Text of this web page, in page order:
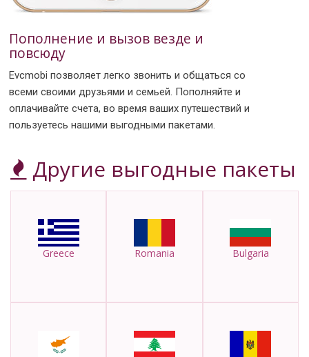
Пополнение и вызов везде и
повсюду
Evcmobi позволяет легко звонить и общаться со
всеми своими друзьями и семьей. Пополняйте и
оплачивайте счета, во время ваших путешествий и
пользуетесь нашими выгодными пакетами.
Другие выгодные пакеты
Greece Romania Bulgaria